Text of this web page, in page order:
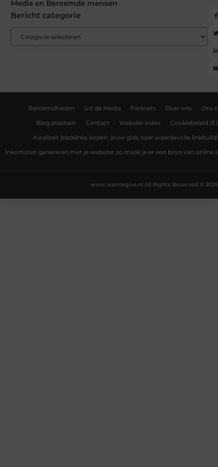
Media en Beroemde mensen
Bericht categorie
Beroemdheden Uit de Media Partners Over ons Ons
Blog plaatsen Contact Website index Cookiebeleid
Kwaliteit backlinks kopen: jouw gids naar waardevolle
Inkomsten genereren met je website: zo maak je er een bron van online
All Rights Reserved © 2025
www.wannagive.nl.